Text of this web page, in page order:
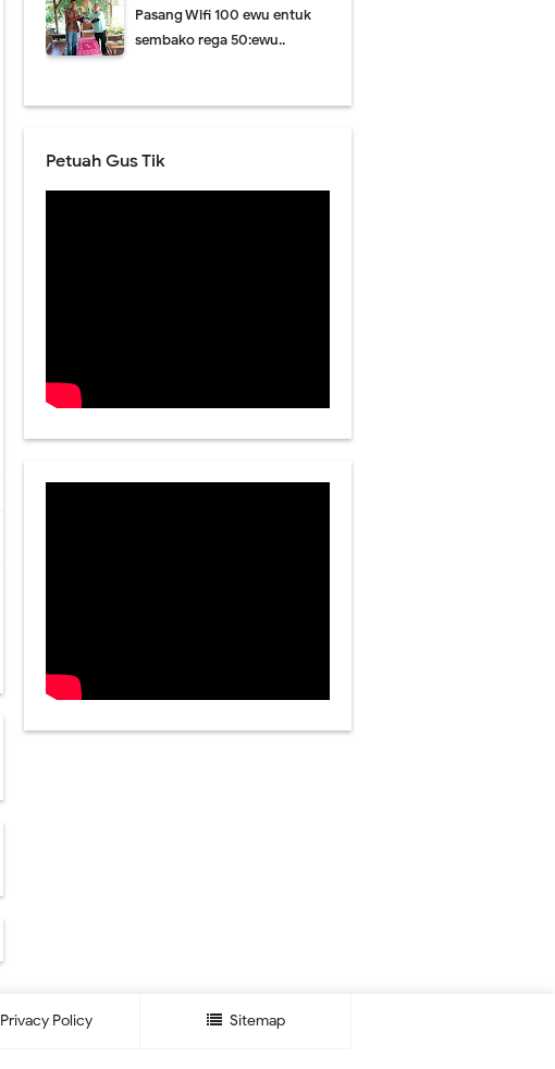
Pasang Wifi 100 ewu entuk
sembako rega 50:ewu..
Petuah Gus Tik
Privacy Policy Sitemap